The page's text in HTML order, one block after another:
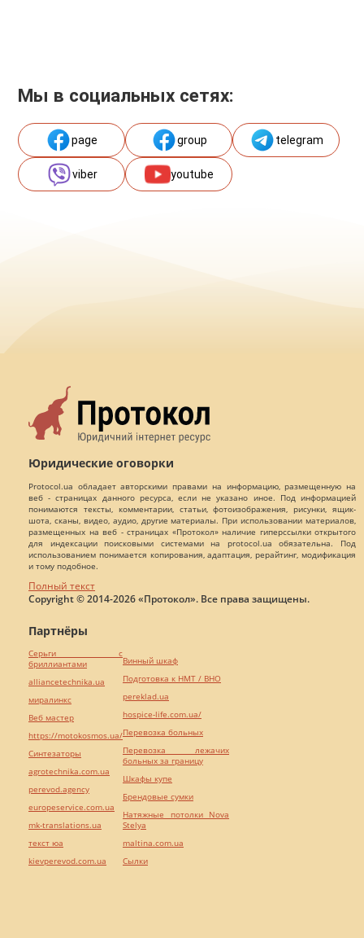
Мы в социальных сетях:
page group telegram
viber youtube
Юридические оговорки
Protocol.ua обладает авторскими правами на информацию, размещенную на
веб - страницах данного ресурса, если не указано иное. Под информацией
понимаются тексты, комментарии, статьи, фотоизображения, рисунки, ящик-
шота, сканы, видео, аудио, другие материалы. При использовании материалов,
размещенных на веб - страницах «Протокол» наличие гиперссылки открытого
для индексации поисковыми системами на protocol.ua обязательна. Под
использованием понимается копирования, адаптация, рерайтинг, модификация
и тому подобное.
Полный текст
Copyright © 2014-2026 «Протокол». Все права защищены.
Партнёры
Серьги с
бриллиантами
alliancetechnika.ua
миралинкс
Веб мастер
https://motokosmos.ua/
Синтезаторы
agrotechnika.com.ua
perevod.agency
europeservice.com.ua
mk-translations.ua
текст юа
kievperevod.com.ua
Винный шкаф
Подготовка к НМТ / ВНО
pereklad.ua
hospice-life.com.ua/
Перевозка больных
Перевозка лежачих
больных за границу
Шкафы купе
Брендовые сумки
Натяжные потолки Nova
Stelya
maltina.com.ua
Cылки